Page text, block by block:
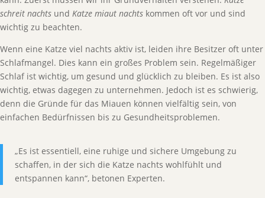
schreit nachts und Katze miaut nachts kommen oft vor und sind
wichtig zu beachten.
Wenn eine Katze viel nachts aktiv ist, leiden ihre Besitzer oft unter
Schlafmangel. Dies kann ein großes Problem sein. Regelmäßiger
Schlaf ist wichtig, um gesund und glücklich zu bleiben. Es ist also
wichtig, etwas dagegen zu unternehmen. Jedoch ist es schwierig,
denn die Gründe für das Miauen können vielfältig sein, von
einfachen Bedürfnissen bis zu Gesundheitsproblemen.
„Es ist essentiell, eine ruhige und sichere Umgebung zu
schaffen, in der sich die Katze nachts wohlfühlt und
entspannen kann“, betonen Experten.